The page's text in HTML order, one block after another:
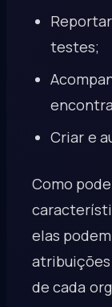
testes;
Criar e
Como
elas
de cada